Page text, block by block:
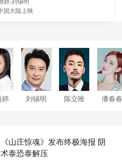
婷,刘锡明
国大陆上映
婷 刘锡明 陈立唯 潘春
山庄惊魂》发布终极海报 阴
泰恐泰解压